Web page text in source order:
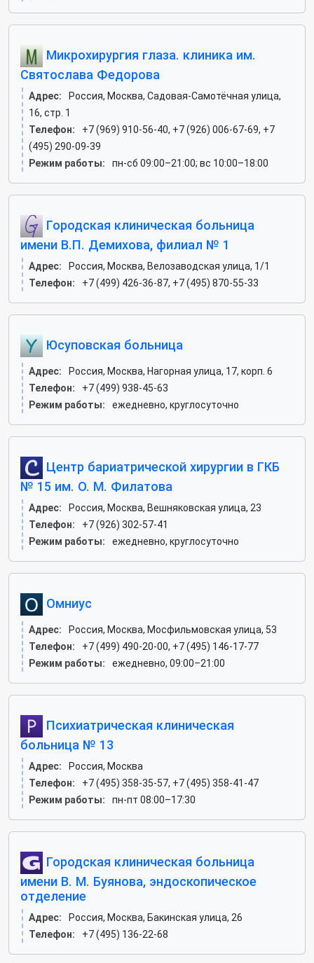
Микрохирургия глаза. клиника им.
Святослава Федорова
Адрес:
Россия, Москва, Садовая-Самотёчная улица,
16, стр. 1
Телефон:
+7 (969) 910-56-40, +7 (926) 006-67-69, +7
(495) 290-09-39
Режим работы:
пн-сб 09:00–21:00; вс 10:00–18:00
Городская клиническая больница
имени В.П. Демихова, филиал № 1
Адрес:
Россия, Москва, Велозаводская улица, 1/1
Телефон:
+7 (499) 426-36-87, +7 (495) 870-55-33
Юсуповская больница
Адрес:
Россия, Москва, Нагорная улица, 17, корп. 6
Телефон:
+7 (499) 938-45-63
Режим работы:
ежедневно, круглосуточно
Центр бариатрической хирургии в ГКБ
№ 15 им. О. М. Филатова
Адрес:
Россия, Москва, Вешняковская улица, 23
Телефон:
+7 (926) 302-57-41
Режим работы:
ежедневно, круглосуточно
Омниус
Адрес:
Россия, Москва, Мосфильмовская улица, 53
Телефон:
+7 (499) 490-20-00, +7 (495) 146-17-77
Режим работы:
ежедневно, 09:00–21:00
Психиатрическая клиническая
больница № 13
Адрес:
Россия, Москва
Телефон:
+7 (495) 358-35-57, +7 (495) 358-41-47
Режим работы:
пн-пт 08:00–17:30
Городская клиническая больница
имени В. М. Буянова, эндоскопическое
отделение
Адрес:
Россия, Москва, Бакинская улица, 26
Телефон:
+7 (495) 136-22-68